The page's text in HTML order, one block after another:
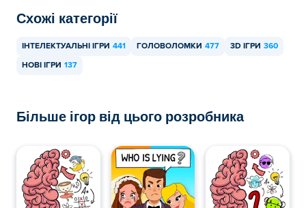
Схожі категорії
ІНТЕЛЕКТУАЛЬНІ ІГРИ 441 ГОЛОВОЛОМКИ 477 3D ІГРИ 360
НОВІ ІГРИ 137
Більше ігор від цього розробника